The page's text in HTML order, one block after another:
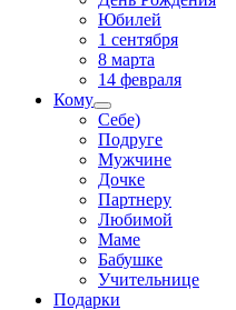
Юбилей
1 сентября
8 марта
14 февраля
Кому
Себе)
Подруге
Мужчине
Дочке
Партнеру
Любимой
Маме
Бабушке
Учительнице
Подарки